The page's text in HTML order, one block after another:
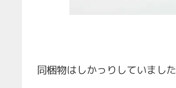
同梱物はしかっりしていました